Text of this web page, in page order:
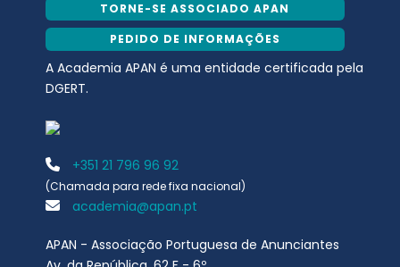
TORNE-SE ASSOCIADO APAN
PEDIDO DE INFORMAÇÕES
A Academia APAN é uma entidade certificada pela
DGERT.
+351 21 796 96 92
(Chamada para rede fixa nacional)
academia@apan.pt
APAN - Associação Portuguesa de Anunciantes